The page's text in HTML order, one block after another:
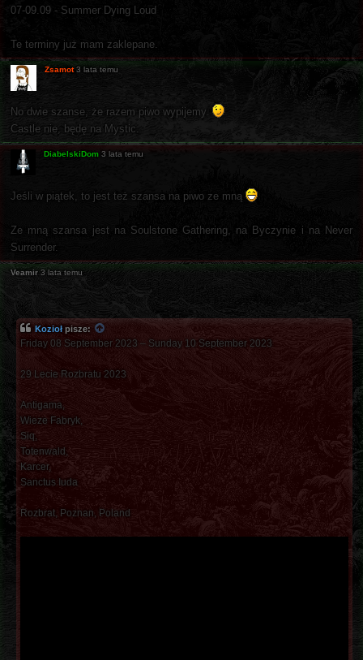
07-09.09 - Summer Dying Loud
Te terminy już mam zaklepane.
Zsamot 3 lata temu
No dwie szanse, że razem piwo wypijemy.
Castle nie, będę na Mystic.
DiabelskiDom 3 lata temu
Jeśli w piątek, to jest też szansa na piwo ze mną
Ze mną szansa jest na Soulstone Gathering, na Byczynie i na Never
Surrender.
Veamir 3 lata temu
Kozioł pisze:
Friday 08 September 2023 – Sunday 10 September 2023
29 Lecie Rozbratu 2023
Antigama,
Wieze Fabryk,
Siq,
Totenwald,
Karcer,
Sanctus Iuda
Rozbrat, Poznan, Poland